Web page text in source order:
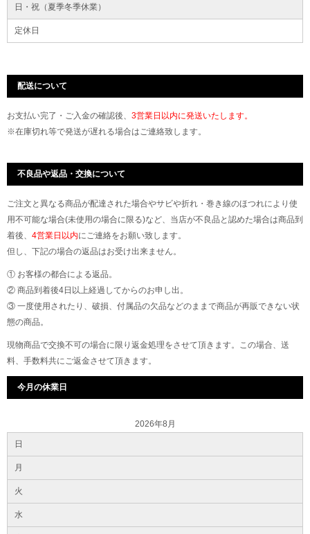
日・祝（夏季冬季休業）
定休日
配送について
お支払い完了・ご入金の確認後、 3営業日以内に発送いたします。
※在庫切れ等で発送が遅れる場合はご連絡致します。
不良品や返品・交換について
ご注文と異なる商品が配達された場合やサビや折れ・巻き線のほつれにより使
用不可能な場合(未使用の場合に限る)など、当店が不良品と認めた場合は商品到
着後、 4営業日以内にご連絡をお願い致します。
但し、下記の場合の返品はお受け出来ません。
① お客様の都合による返品。
② 商品到着後4日以上経過してからのお申し出。
③ 一度使用されたり、破損、付属品の欠品などのままで商品が再販できない状
態の商品。
現物商品で交換不可の場合に限り返金処理をさせて頂きます。この場合、送
料、手数料共にご返金させて頂きます。
今月の休業日
2026年8月
日
月
火
水